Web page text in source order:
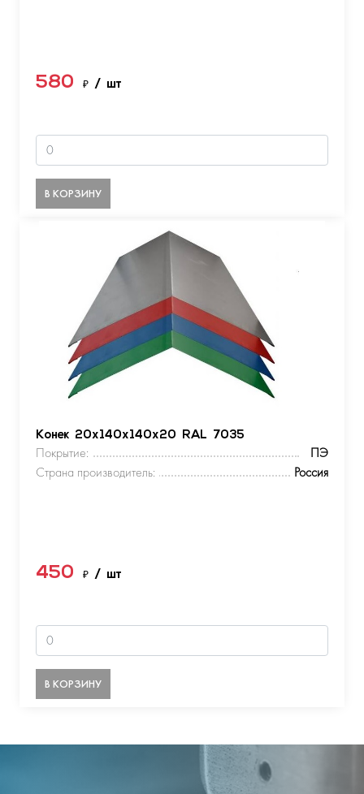
580 ₽ / шт
В КОРЗИНУ
Конек 20х140х140х20 RAL 7035
Покрытие:
ПЭ
Страна производитель:
Россия
450 ₽ / шт
В КОРЗИНУ